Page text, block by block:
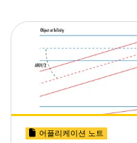
어플리케이션 노트